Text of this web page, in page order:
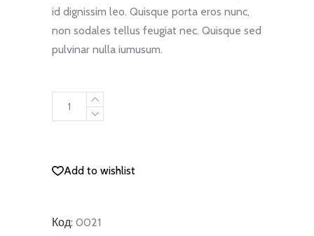
id dignissim leo. Quisque porta eros nunc,
non sodales tellus feugiat nec. Quisque sed
pulvinar nulla iumusum.
Water
Case
Add to wishlist
Код: 0021